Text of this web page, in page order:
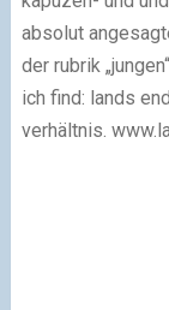
absolut
der rubrik
ich find: lands
verhältnis.